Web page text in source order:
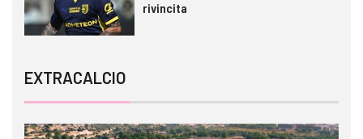
rivincita
EXTRACALCIO